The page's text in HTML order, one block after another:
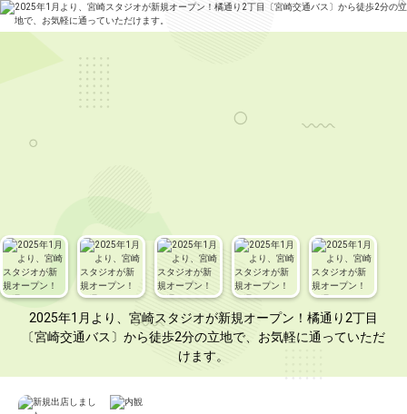
2025年1月より、宮崎スタジオが新規オープン！橘通り2丁目
〔宮崎交通バス〕から徒歩2分の立地で、お気軽に通っていただ
けます。